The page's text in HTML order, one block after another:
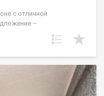
с отличной
–
доме с
идеальную тепло-
м. с возможностью
уголок!</li> <li data-